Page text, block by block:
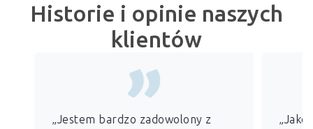
Historie i opinie naszych
klientów
„Jestem bardzo zadowolony z
„Jako